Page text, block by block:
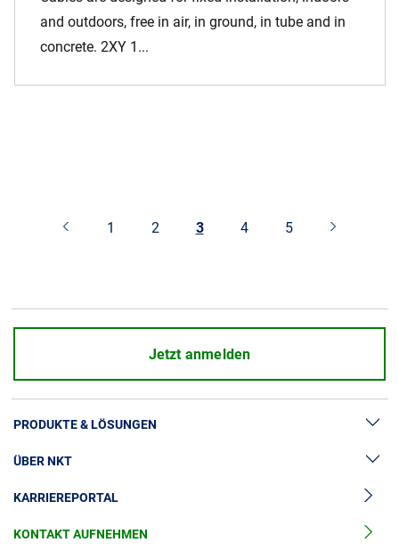
and outdoors, free in air, in ground, in tube and in
concrete. 2XY 1...
1 2 3 4 5
Jetzt anmelden
PRODUKTE & LÖSUNGEN
Hochspannung
Kabelgarnituren
Mittelspannungskabel
ÜBER NKT
News & Presse
Unsere Geschichte
KARRIEREPORTAL
KONTAKT AUFNEHMEN